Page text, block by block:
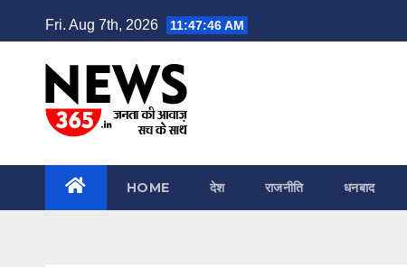
to
content
Fri. Aug 7th, 2026 11:47:47 AM
HOME देश राजनीति धनबाद